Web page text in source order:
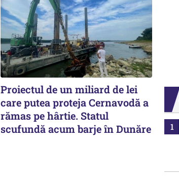
Proiectul de un miliard de lei
care putea proteja Cernavodă a
rămas pe hârtie. Statul
scufundă acum barje în Dunăre